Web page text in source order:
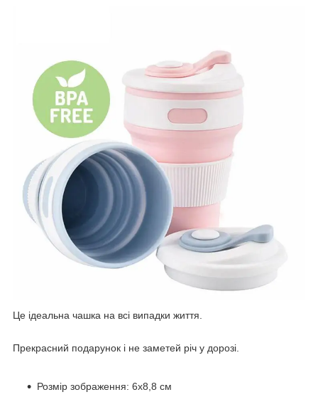
Це ідеальна чашка на всі випадки життя.
Прекрасний подарунок і не заметей річ у дорозі.
Розмір зображення: 6x8,8 см